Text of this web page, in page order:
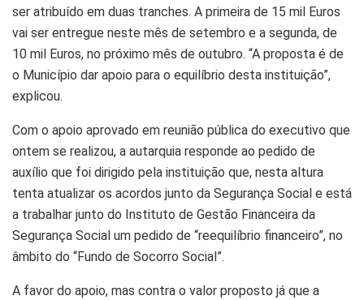
ser atribuído em duas tranches. A primeira de 15 mil Euros
vai ser entregue neste mês de setembro e a segunda, de
10 mil Euros, no próximo mês de outubro. “A proposta é de
o Município dar apoio para o equilíbrio desta instituição”,
explicou.
Com o apoio aprovado em reunião pública do executivo que
ontem se realizou, a autarquia responde ao pedido de
auxílio que foi dirigido pela instituição que, nesta altura
tenta atualizar os acordos junto da Segurança Social e está
a trabalhar junto do Instituto de Gestão Financeira da
Segurança Social um pedido de “reequilíbrio financeiro”, no
âmbito do “Fundo de Socorro Social”.
A favor do apoio, mas contra o valor proposto já que a